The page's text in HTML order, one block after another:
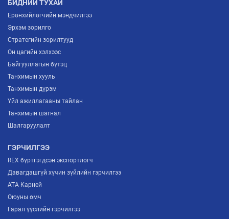
БИДНИЙ ТУХАЙ
Ерөнхийлөгчийн мэндчилгээ
Эрхэм зорилго
Стратегийн зорилтууд
Он цагийн хэлхээс
Байгууллагын бүтэц
Танхимын хууль
Танхимын дүрэм
Үйл ажиллагааны тайлан
Танхимын шагнал
Шалгаруулалт
ГЭРЧИЛГЭЭ
REX бүртгэгдсэн экспортлогч
Давагдашгүй хүчин зүйлийн гэрчилгээ
ATA Карней
Оюуны өмч
Гарал үүслийн гэрчилгээ